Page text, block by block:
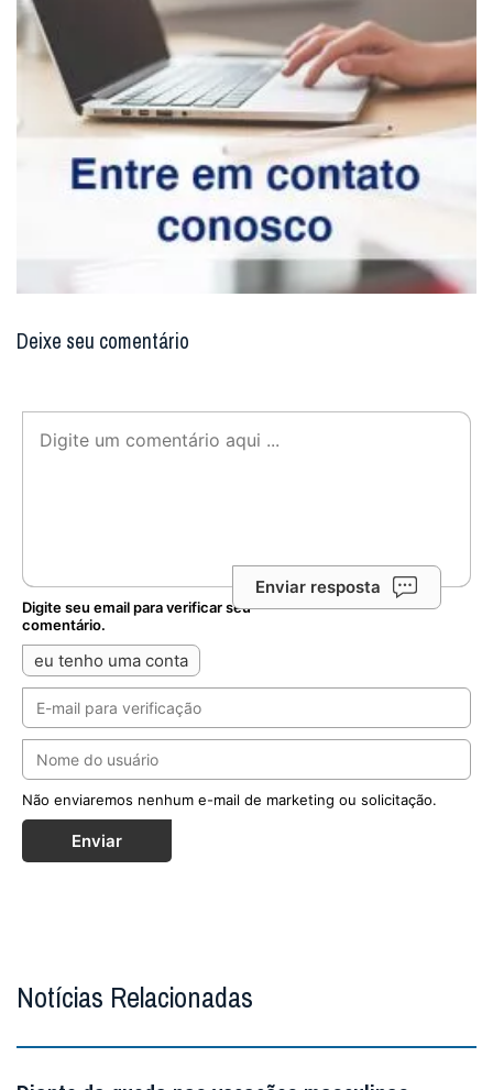
Deixe seu comentário
Enviar resposta
Digite seu email para verificar seu
comentário.
eu tenho uma conta
Não enviaremos nenhum e-mail de marketing ou solicitação.
Enviar
Notícias Relacionadas